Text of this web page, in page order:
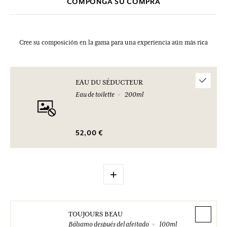
Cree su composición en la gama para una experiencia aún más rica
EAU DU SÉDUCTEUR
Eau de toilette
200ml
52,00 €
+
TOUJOURS BEAU
Bálsamo después del afeitado
100ml